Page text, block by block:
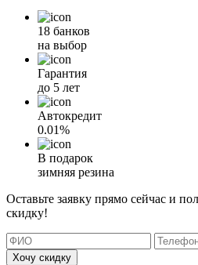
18 банков
на выбор
Гарантия
до 5 лет
Автокредит
0.01%
В подарок
зимняя резина
Оставьте заявку прямо сейчас и
скидку!
Хочу скидку